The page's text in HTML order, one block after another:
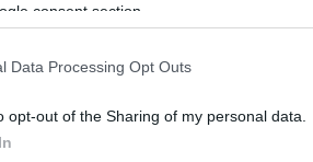
consent section.
Data Processing Opt Outs
opt-out of the Sharing of my personal data.
TEAM